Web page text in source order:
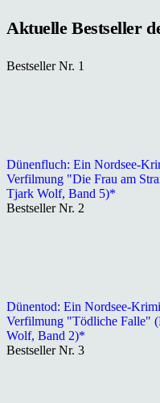
Aktuelle Bestseller
Bestseller Nr. 1
Dünenfluch: Ein Nordsee-
Verfilmung "Die Frau am
Tjark Wolf, Band 5)*
Bestseller Nr. 2
Dünentod: Ein Nordsee-
Verfilmung "Tödliche Falle"
Wolf, Band 2)*
Bestseller Nr. 3